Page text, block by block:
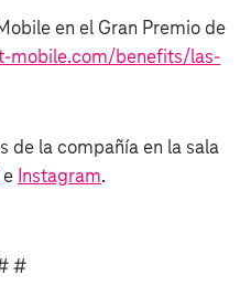
en el Gran Premio de
benefits/las-
de la compañía en la sala
e Instagram.
#